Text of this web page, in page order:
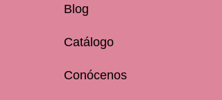
Blog
Catálogo
Conócenos